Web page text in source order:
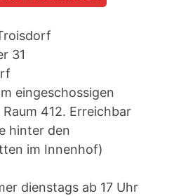
31
eingeschossigen
412. Erreichbar
hinter den
im Innenhof)
dienstags ab 17 Uhr